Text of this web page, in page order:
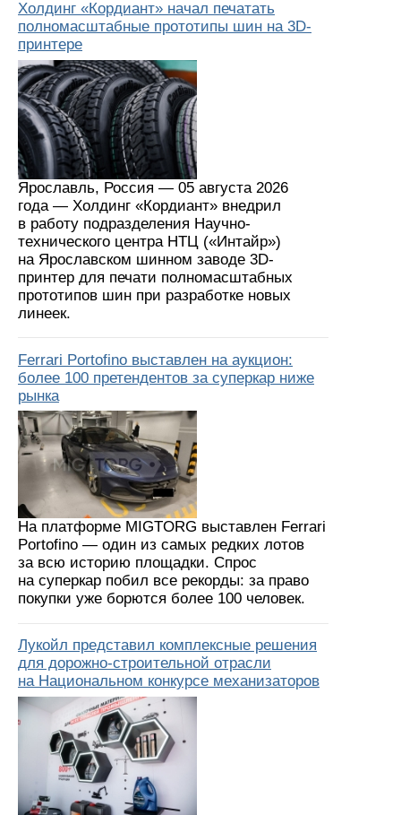
Холдинг «Кордиант» начал печатать
полномасштабные прототипы шин на 3D-
принтере
Ярославль, Россия — 05 августа 2026
года — Холдинг «Кордиант» внедрил
в работу подразделения Научно-
технического центра НТЦ («Интайр»)
на Ярославском шинном заводе 3D-
принтер для печати полномасштабных
прототипов шин при разработке новых
линеек.
Ferrari Portofino выставлен на аукцион:
более 100 претендентов за суперкар ниже
рынка
На платформе MIGTORG выставлен Ferrari
Portofino — один из самых редких лотов
за всю историю площадки. Спрос
на суперкар побил все рекорды: за право
покупки уже борются более 100 человек.
Лукойл представил комплексные решения
для дорожно-строительной отрасли
на Национальном конкурсе механизаторов